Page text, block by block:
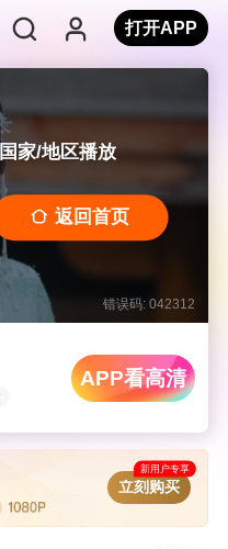
打开APP
家/地区播放
返回首页
错误码: 042312
APP看高清
新用户专享
立刻购买